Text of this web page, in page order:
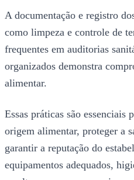
A documentação e registro
como limpeza e controle de
frequentes em auditorias
organizados demonstra
alimentar.
Essas práticas são essenciais
origem alimentar, proteger a
garantir a reputação do
equipamentos adequados,